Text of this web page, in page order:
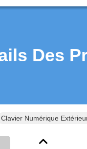
Des
Clavier Numérique